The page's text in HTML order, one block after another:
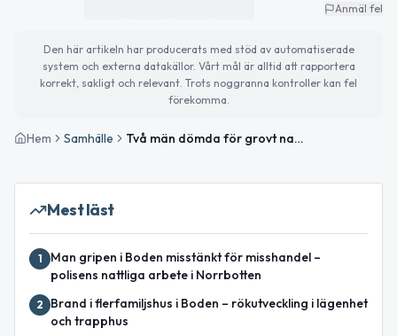
Anmäl fel
Den här artikeln har producerats med stöd av automatiserade
system och externa datakällor. Vårt mål är alltid att rapportera
korrekt, sakligt och relevant. Trots noggranna kontroller kan fel
förekomma.
Hem Samhälle Två män dömda för grovt narkotikabrott i Boden
Mest läst
1
Man gripen i Boden misstänkt för misshandel –
polisens nattliga arbete i Norrbotten
2
Brand i flerfamiljshus i Boden – rökutveckling i lägenhet
och trapphus